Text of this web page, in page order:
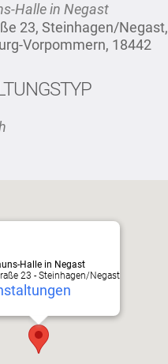
Halle in Negast
23, Steinhagen/Negast,
Vorpommern, 18442
Halle in Negast
23 - Steinhagen/Negast